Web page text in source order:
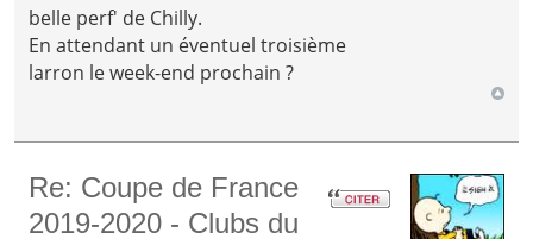
belle perf' de Chilly.
En attendant un éventuel troisième
larron le week-end prochain ?
Re: Coupe de France
2019-2020 - Clubs du